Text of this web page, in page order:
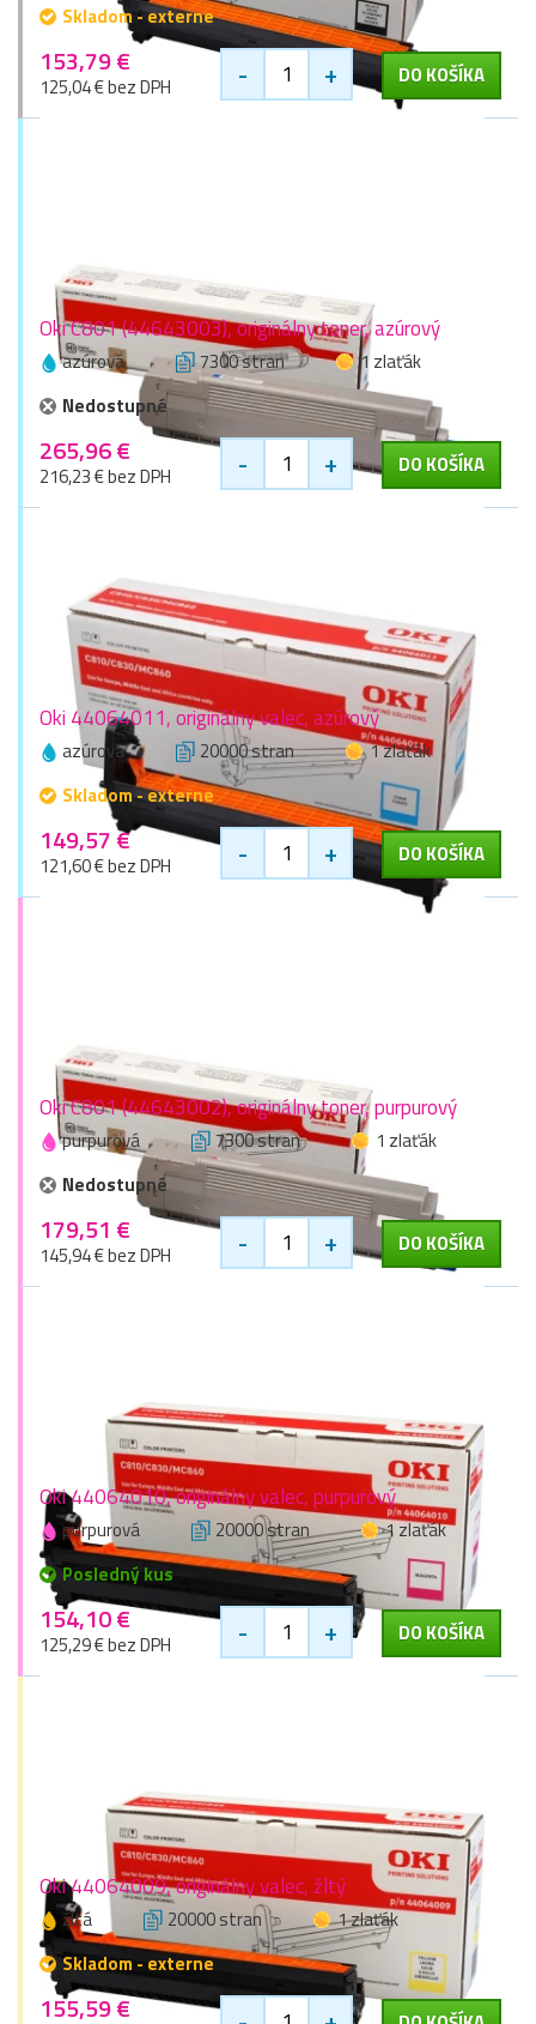
Skladom - externe
153,79 €
125,04 € bez DPH - + DO KOŠÍKA
Oki C801 (44643003), originálny toner, azúrový
azúrová 7300 stran
1 zlaťák
Nedostupné
265,96 €
216,23 € bez DPH - + DO KOŠÍKA
Oki 44064011, originálny valec, azúrový
azúrová 20000 stran
1 zlaťák
Skladom - externe
149,57 €
121,60 € bez DPH - + DO KOŠÍKA
Oki C801 (44643002), originálny toner, purpurový
purpurová 7300 stran
1 zlaťák
Nedostupné
179,51 €
145,94 € bez DPH - + DO KOŠÍKA
Oki 44064010, originálny valec, purpurový
purpurová 20000 stran
1 zlaťák
Posledný kus
154,10 €
125,29 € bez DPH - + DO KOŠÍKA
Oki 44064009, originálny valec, žltý
žltá 20000 stran
1 zlaťák
Skladom - externe
155,59 €